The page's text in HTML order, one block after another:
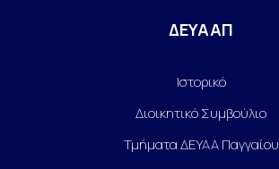
ΔΕΥΑΑΠ
Ιστορικό
Διοικητικό Συμβούλιο
Τμήματα ΔΕΥΑΑ Παγγαίου